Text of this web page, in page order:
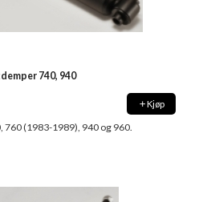
740, 940
Kjøp
760 (1983-1989), 940 og 960.